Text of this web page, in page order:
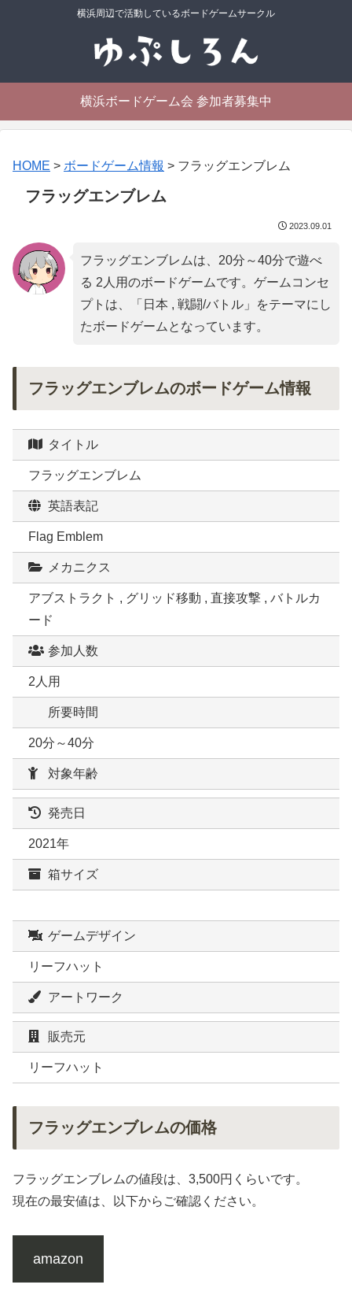
横浜周辺で活動しているボードゲームサークル
横浜ボードゲーム会 参加者募集中
HOME > ボードゲーム情報 > フラッグエンブレム
フラッグエンブレム
2023.09.01
フラッグエンブレムは、20分～40分で遊べ
る 2人用のボードゲームです。ゲームコンセ
プトは、「 日本 , 戦闘/バトル」をテーマにし
たボードゲームとなっています。
フラッグエンブレムのボードゲーム情報
タイトル
フラッグエンブレム
英語表記
Flag Emblem
メカニクス
アブストラクト , グリッド移動 , 直接攻撃 , バトルカ
ード
参加人数
2人用
所要時間
20分～40分
対象年齢
発売日
2021年
箱サイズ
ゲームデザイン
リーフハット
アートワーク
販売元
リーフハット
フラッグエンブレムの価格
フラッグエンブレムの値段は、3,500円くらいです。
現在の最安値は、以下からご確認ください。
amazon